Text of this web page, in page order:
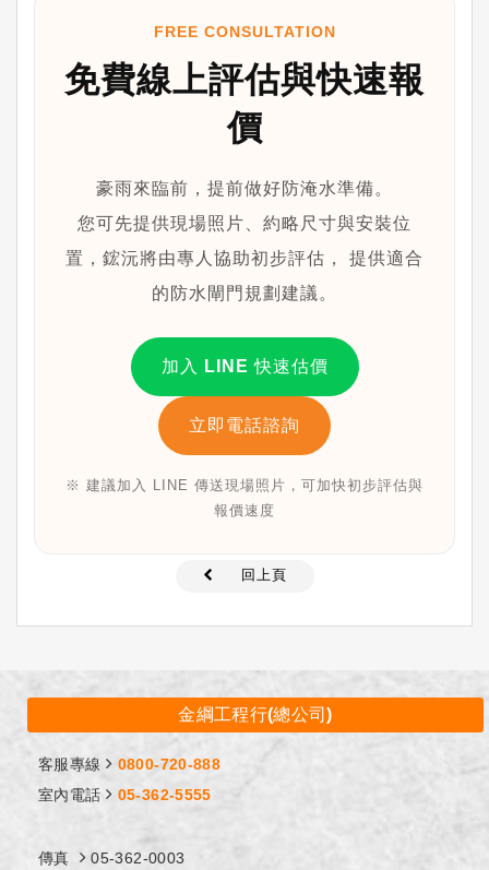
FREE CONSULTATION
免費線上評估與快速報
價
豪雨來臨前，提前做好防淹水準備。
您可先提供現場照片、約略尺寸與安裝位
置，鋐沅將由專人協助初步評估， 提供適合
的防水閘門規劃建議。
加入 LINE 快速估價
立即電話諮詢
※ 建議加入 LINE 傳送現場照片，可加快初步評估與
報價速度
回上頁
金綱工程行(總公司)
客服專線
0800-720-888
室內電話
05-362-5555
傳真
05-362-0003